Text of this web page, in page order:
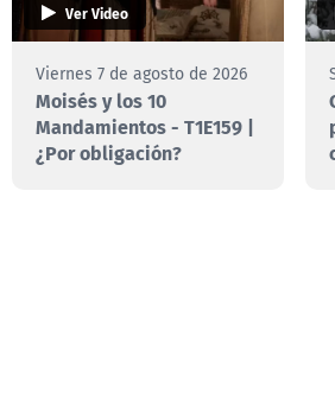
Ver Video
Viernes 7 de agosto de 2026
Moisés y los 10
Mandamientos - T1E159 |
¿Por obligación?